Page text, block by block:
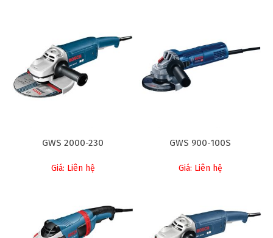
GWS 2000-230
Giá: Liên hệ
GWS 900-100S
Giá: Liên hệ